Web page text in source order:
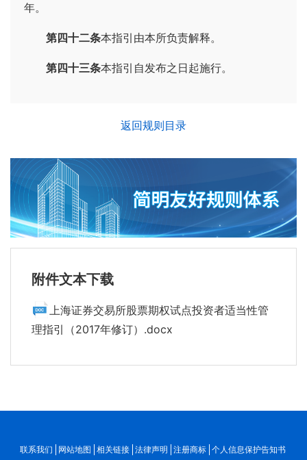
年。
第四十二条本指引由本所负责解释。
第四十三条本指引自发布之日起施行。
返回规则目录
附件文本下载
上海证券交易所股票期权试点投资者适当性管
理指引（2017年修订）.docx
联系我们 网站地图 相关链接 法律声明 注册商标 个人信息保护告知书